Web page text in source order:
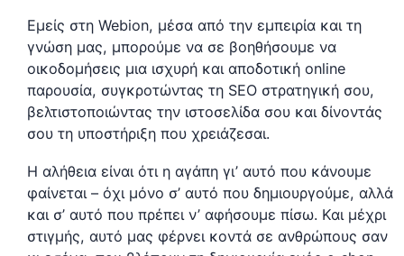
Εμείς στη Webion, μέσα από την εμπειρία και τη
γνώση μας, μπορούμε να σε βοηθήσουμε να
οικοδομήσεις μια ισχυρή και αποδοτική online
παρουσία, συγκροτώντας τη SEO στρατηγική σου,
βελτιστοποιώντας την ιστοσελίδα σου και δίνοντάς
σου τη υποστήριξη που χρειάζεσαι.
Η αλήθεια είναι ότι η αγάπη γι’ αυτό που κάνουμε
φαίνεται – όχι μόνο σ’ αυτό που δημιουργούμε, αλλά
και σ’ αυτό που πρέπει ν’ αφήσουμε πίσω. Και μέχρι
στιγμής, αυτό μας φέρνει κοντά σε ανθρώπους σαν